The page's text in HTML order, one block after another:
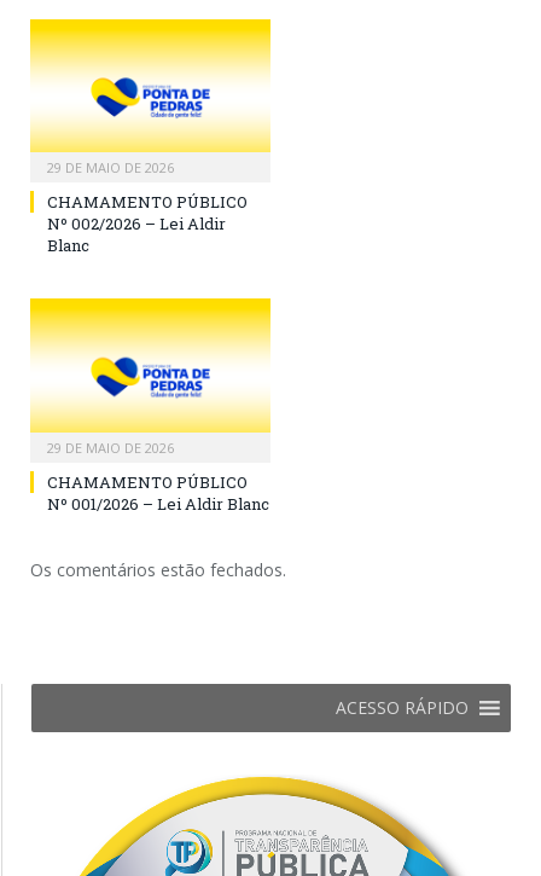
29 DE MAIO DE 2026
CHAMAMENTO PÚBLICO
Nº 002/2026 – Lei Aldir
Blanc
29 DE MAIO DE 2026
CHAMAMENTO PÚBLICO
Nº 001/2026 – Lei Aldir Blanc
Os comentários estão fechados.
ACESSO RÁPIDO